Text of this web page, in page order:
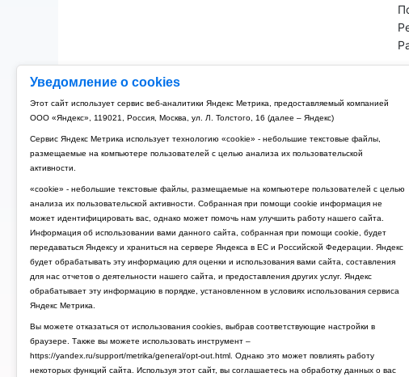
Уведомление о cookies
Этот сайт использует сервис веб-аналитики Яндекс Метрика, предоставляемый компанией
ООО «Яндекс», 119021, Россия, Москва, ул. Л. Толстого, 16 (далее – Яндекс)
Сервис Яндекс Метрика использует технологию «cookie» - небольшие текстовые файлы,
размещаемые на компьютере пользователей с целью анализа их пользовательской
активности.
«cookie» - небольшие текстовые файлы, размещаемые на компьютере пользователей с целью
анализа их пользовательской активности. Собранная при помощи cookie информация не
может идентифицировать вас, однако может помочь нам улучшить работу нашего сайта.
Информация об использовании вами данного сайта, собранная при помощи cookie, будет
передаваться Яндексу и храниться на сервере Яндекса в ЕС и Российской Федерации. Яндекс
будет обрабатывать эту информацию для оценки и использования вами сайта, составления
для нас отчетов о деятельности нашего сайта, и предоставления других услуг. Яндекс
обрабатывает эту информацию в порядке, установленном в условиях использования сервиса
Яндекс Метрика.
Вы можете отказаться от использования cookies, выбрав соответствующие настройки в
браузере. Также вы можете использовать инструмент –
https://yandex.ru/support/metrika/general/opt-out.html. Однако это может повлиять работу
некоторых функций сайта. Используя этот сайт, вы соглашаетесь на обработку данных о вас